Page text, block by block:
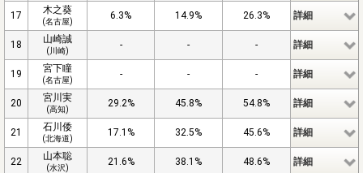
17 木之葵
(名古屋)
6.3% 14.9% 26.3% 詳細
18 山崎誠
(川崎)
- - - 詳細
19 宮下瞳
(名古屋)
- - - 詳細
20 宮川実
(高知)
29.2% 45.8% 54.8% 詳細
21 石川倭
(北海道)
17.1% 32.5% 45.6% 詳細
22 山本聡
(水沢)
21.6% 38.1% 48.6% 詳細